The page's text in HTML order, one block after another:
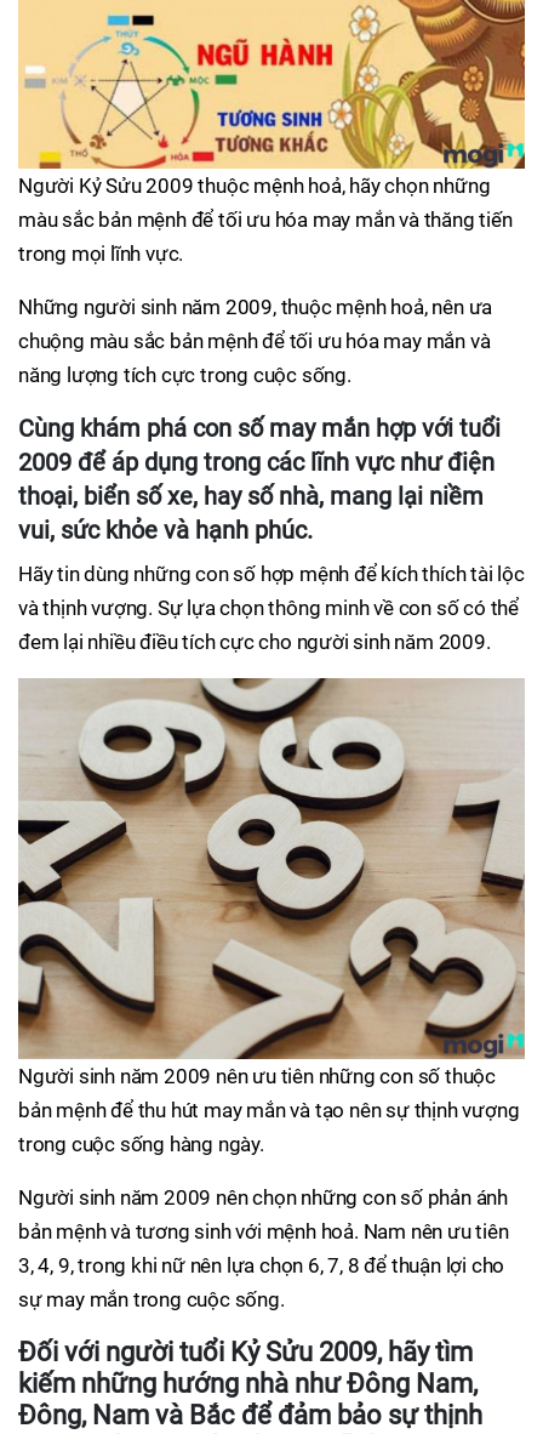
Người Kỷ Sửu 2009 thuộc mệnh hoả, hãy chọn những
màu sắc bản mệnh để tối ưu hóa may mắn và thăng tiến
trong mọi lĩnh vực.
Những người sinh năm 2009, thuộc mệnh hoả, nên ưa
chuộng màu sắc bản mệnh để tối ưu hóa may mắn và
năng lượng tích cực trong cuộc sống.
Cùng khám phá con số may mắn hợp với tuổi
2009 để áp dụng trong các lĩnh vực như điện
thoại, biển số xe, hay số nhà, mang lại niềm
vui, sức khỏe và hạnh phúc.
Hãy tin dùng những con số hợp mệnh để kích thích tài lộc
và thịnh vượng. Sự lựa chọn thông minh về con số có thể
đem lại nhiều điều tích cực cho người sinh năm 2009.
Người sinh năm 2009 nên ưu tiên những con số thuộc
bản mệnh để thu hút may mắn và tạo nên sự thịnh vượng
trong cuộc sống hàng ngày.
Người sinh năm 2009 nên chọn những con số phản ánh
bản mệnh và tương sinh với mệnh hoả. Nam nên ưu tiên
3, 4, 9, trong khi nữ nên lựa chọn 6, 7, 8 để thuận lợi cho
sự may mắn trong cuộc sống.
Đối với người tuổi Kỷ Sửu 2009, hãy tìm
kiếm những hướng nhà như Đông Nam,
Đông, Nam và Bắc để đảm bảo sự thịnh